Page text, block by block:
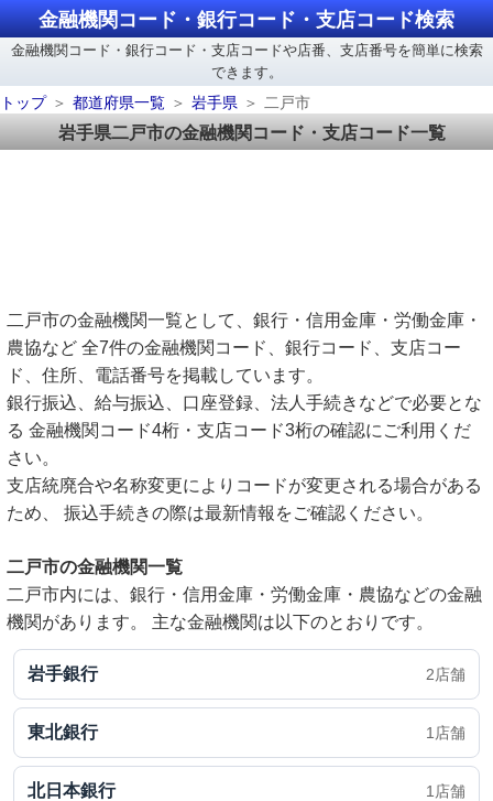
金融機関コード・銀行コード・支店コード検索
金融機関コード・銀行コード・支店コードや店番、支店番号を簡単に検索
できます。
トップ
都道府県一覧 岩手県 二戸市
岩手県二戸市の金融機関コード・支店コード一覧
二戸市の金融機関一覧として、銀行・信用金庫・労働金庫・
農協など 全7件の金融機関コード、銀行コード、支店コー
ド、住所、電話番号を掲載しています。
銀行振込、給与振込、口座登録、法人手続きなどで必要とな
る 金融機関コード4桁・支店コード3桁の確認にご利用くだ
さい。
支店統廃合や名称変更によりコードが変更される場合がある
ため、 振込手続きの際は最新情報をご確認ください。
二戸市の金融機関一覧
二戸市内には、銀行・信用金庫・労働金庫・農協などの金融
機関があります。 主な金融機関は以下のとおりです。
岩手銀行 2店舗
東北銀行 1店舗
北日本銀行 1店舗